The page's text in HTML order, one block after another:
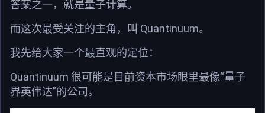
答案之一，就是量子计算。
而这次最受关注的主角，叫 Quantinuum。
我先给大家一个最直观的定位：
Quantinuum 很可能是目前资本市场眼里最像“量子
界英伟达”的公司。